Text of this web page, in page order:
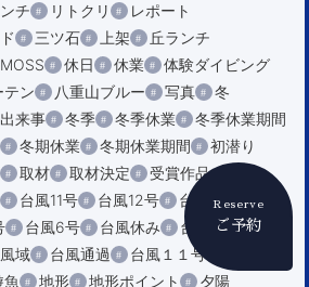
Reserve
ご予約
チ リトクリ
レポート
三ツ石 上架
丘ランチ
休日 休業
体験ダイビング
テン 八重山ブルー 写真
冬
来事 冬季 冬季休業
冬季休業期間
冬期休業 冬期休業期間
初潜り
取材 取材決定
受賞作品
台風11号 台風12号
台風14号
台風6号 台風休み
台風対策
域 台風通過 台風１１号
魚 地形 地形ポイント 夕陽